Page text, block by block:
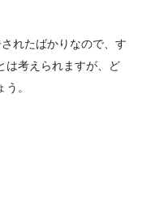
れたばかりなので、す
は考えられますが、ど
。